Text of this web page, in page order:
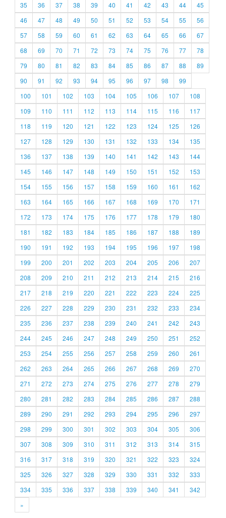
35
36 37 38 39 40 41 42 43 44
45
46
47 48 49 50 51 52 53 54 55
56
57
58 59 60 61 62 63 64 65 66
67
68
69 70 71 72 73 74 75 76 77
78
79
80 81 82 83 84 85 86 87 88
89
90
91 92 93 94 95 96 97 98
99
100
101 102 103 104 105 106 107
108
109
110 111 112 113 114 115 116
117
118
119 120 121 122 123 124 125
126
127
128 129 130 131 132 133 134
135
136
137 138 139 140 141 142 143
144
145
146 147 148 149 150 151 152
153
154
155 156 157 158 159 160 161
162
163
164 165 166 167 168 169 170
171
172
173 174 175 176 177 178 179
180
181
182 183 184 185 186 187 188
189
190
191 192 193 194 195 196 197
198
199
200 201 202 203 204 205 206
207
208
209 210 211 212 213 214 215
216
217
218 219 220 221 222 223 224
225
226
227 228 229 230 231 232 233
234
235
236 237 238 239 240 241 242
243
244
245 246 247 248 249 250 251
252
253
254 255 256 257 258 259 260
261
262
263 264 265 266 267 268 269
270
271
272 273 274 275 276 277 278
279
280
281 282 283 284 285 286 287
288
289
290 291 292 293 294 295 296
297
298
299 300 301 302 303 304 305
306
307
308 309 310 311 312 313 314
315
316
317 318 319 320 321 322 323
324
325
326 327 328 329 330 331 332
333
334
335 336 337 338 339 340 341
342
»